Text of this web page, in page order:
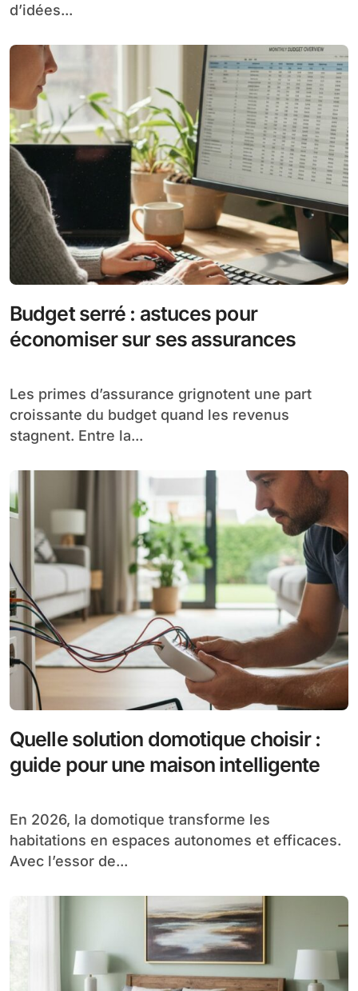
d’idées...
Budget serré : astuces pour
économiser sur ses assurances
Les primes d’assurance grignotent une part
croissante du budget quand les revenus
stagnent. Entre la...
Quelle solution domotique choisir :
guide pour une maison intelligente
En 2026, la domotique transforme les
habitations en espaces autonomes et efficaces.
Avec l’essor de...